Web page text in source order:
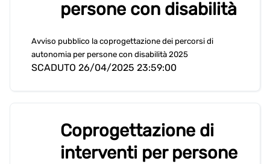
persone con disabilità
Avviso pubblico la coprogettazione dei percorsi di
autonomia per persone con disabilità 2025
SCADUTO 26/04/2025 23:59:00
Coprogettazione di
interventi per persone